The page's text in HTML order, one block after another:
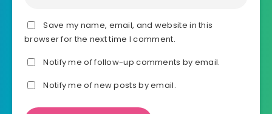
Save my name, email, and website in this
browser for the next time I comment.
Notify me of follow-up comments by email.
Notify me of new posts by email.